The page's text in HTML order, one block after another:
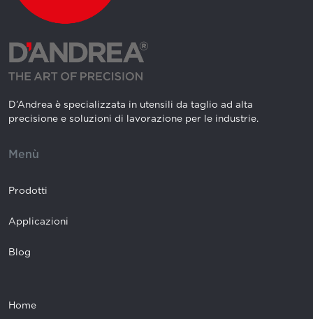
D’Andrea è specializzata in utensili da taglio ad alta
precisione e soluzioni di lavorazione per le industrie.
Menù
Prodotti
Applicazioni
Blog
Home